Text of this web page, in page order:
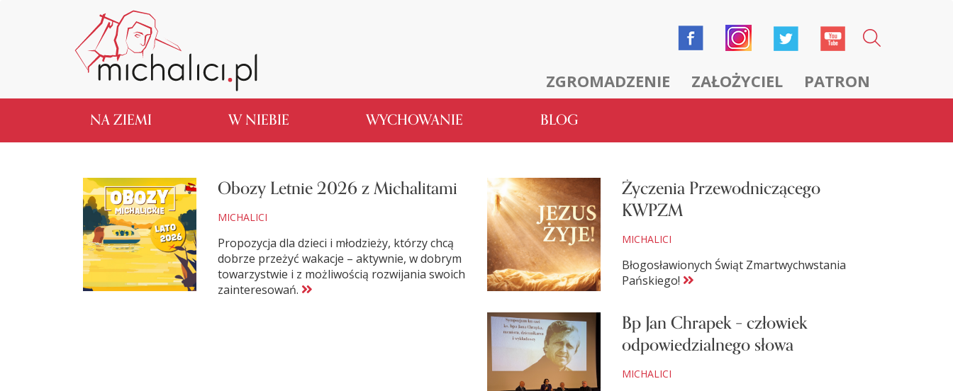
ZGROMADZENIE ZAŁOŻYCIEL PATRON
NA ZIEMI W NIEBIE WYCHOWANIE BLOG
Obozy Letnie 2026 z Michalitami
MICHALICI
Propozycja dla dzieci i młodzieży, którzy chcą
dobrze przeżyć wakacje – aktywnie, w dobrym
towarzystwie i z możliwością rozwijania swoich
zainteresowań.
Życzenia Przewodniczącego
KWPZM
MICHALICI
Błogosławionych Świąt Zmartwychwstania
Pańskiego!
Bp Jan Chrapek – człowiek
odpowiedzialnego słowa
MICHALICI